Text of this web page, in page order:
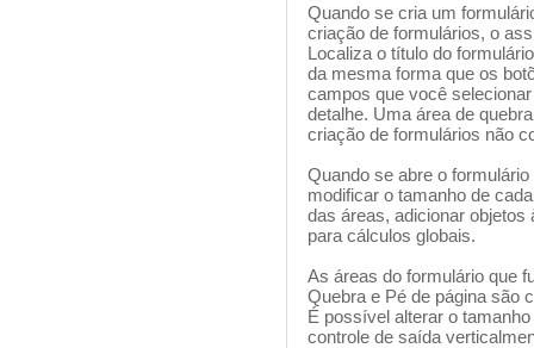
Quando se cria um
criação de formulários, o
Localiza o título do
da mesma forma que os
campos que você
detalhe. Uma área de
criação de formulários não
Quando se abre o
modificar o tamanho de
das áreas, adicionar objetos
para cálculos globais.
As áreas do formulário que
Quebra e Pé de página são
É possível alterar o
controle de saída